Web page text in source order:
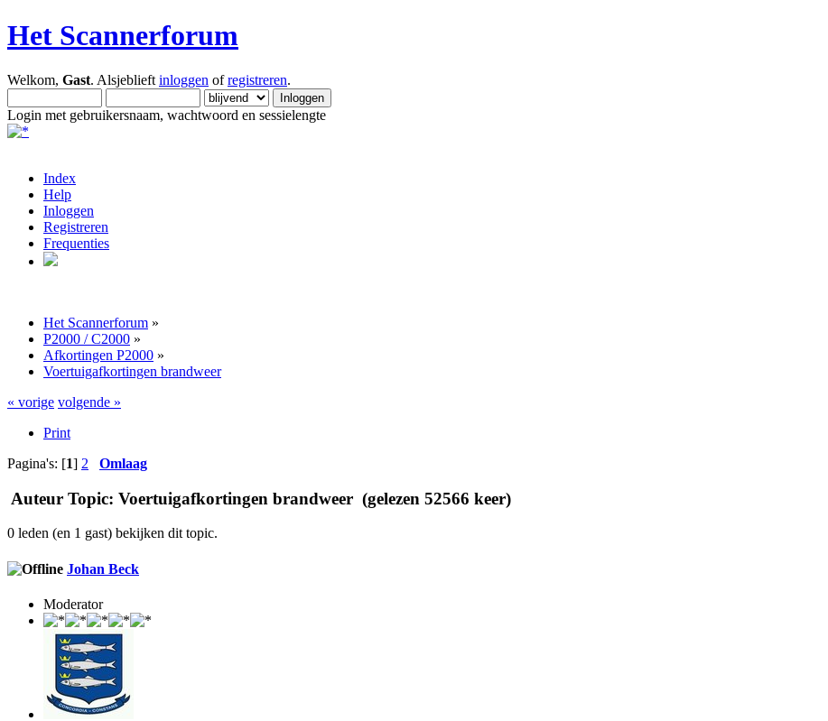
Het Scannerforum
Welkom, Gast. Alsjeblieft inloggen ofregistreren.
Login met gebruikersnaam, wachtwoord en sessielengte
Index
Help
Inloggen
Registreren
Frequenties
Het Scannerforum »
P2000 / C2000 »
Afkortingen P2000 »
Voertuigafkortingen brandweer
« vorige volgende »
Print
Pagina's: [1] 2 Omlaag
Auteur Topic: Voertuigafkortingen brandweer (gelezen 52566 keer)
0 leden (en 1 gast) bekijken dit topic.
Johan Beck
Moderator